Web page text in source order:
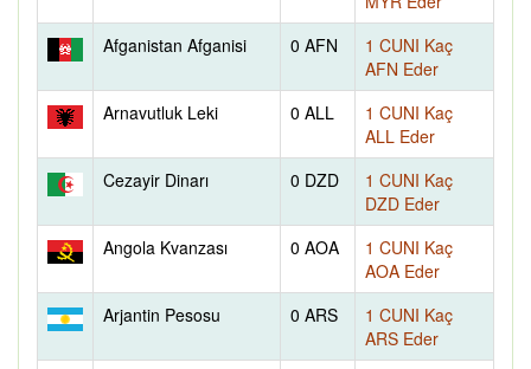
Afganistan Afganisi
0 AFN
1 CUNI Kaç
AFN Eder
Arnavutluk Leki
0 ALL
1 CUNI Kaç
ALL Eder
Cezayir Dinarı
0 DZD
1 CUNI Kaç
DZD Eder
Angola Kvanzası
0 AOA
1 CUNI Kaç
AOA Eder
Arjantin Pesosu
0 ARS
1 CUNI Kaç
ARS Eder